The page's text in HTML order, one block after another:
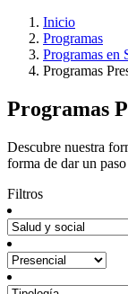
Inicio
Programas
Programas en
Programas
Programas
Descubre nuestra
forma de dar un
Filtros